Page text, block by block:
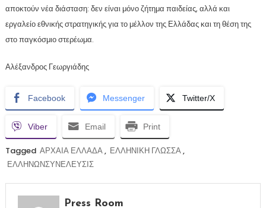
αποκτούν νέα διάσταση: δεν είναι μόνο ζήτημα παιδείας, αλλά και
εργαλείο εθνικής στρατηγικήςγια το μέλλον της Ελλάδας και τη θέση της
στο παγκόσμιο στερέωμα.
Αλέξανδρος Γεωργιάδης
Facebook Messenger Twitter/X
Viber Email Print
Tagged ΑΡΧΑΙΑ ΕΛΛΑΔΑ, ΕΛΛΗΝΙΚΗ ΓΛΩΣΣΑ,
ΕΛΛΗΝΩΝΣΥΝΕΛΕΥΣΙΣ
Press Room